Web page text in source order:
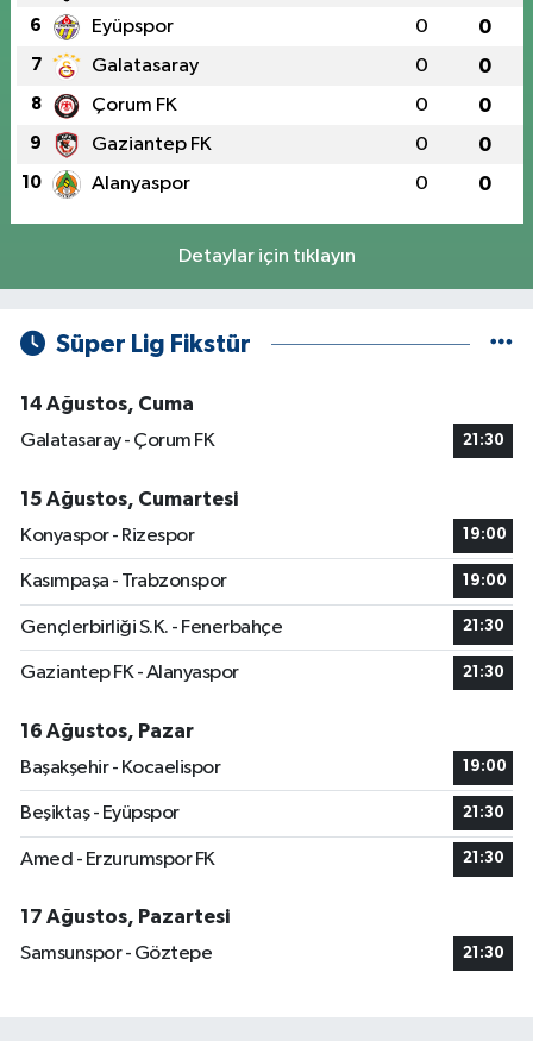
6 Eyüpspor 0 0
7 Galatasaray 0 0
8 Çorum FK 0 0
9 Gaziantep FK 0 0
10 Alanyaspor 0 0
Detaylar için tıklayın
Süper Lig Fikstür
14 Ağustos, Cuma
Galatasaray - Çorum FK
21:30
15 Ağustos, Cumartesi
Konyaspor - Rizespor
19:00
Kasımpaşa - Trabzonspor 19:00
Gençlerbirliği S.K. - Fenerbahçe 21:30
Gaziantep FK - Alanyaspor 21:30
16 Ağustos, Pazar
Başakşehir - Kocaelispor
19:00
Beşiktaş - Eyüpspor 21:30
Amed - Erzurumspor FK 21:30
17 Ağustos, Pazartesi
Samsunspor - Göztepe
21:30